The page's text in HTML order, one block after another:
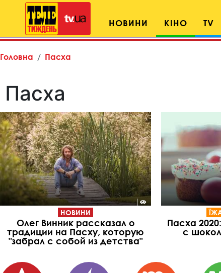
НОВИНИ КІНО TV
Головна Пасха
Пасха
НОВИНИ
Олег Винник рассказал о
традиции на Пасху, которую
"забрал с собой из детства"
Пасха
с